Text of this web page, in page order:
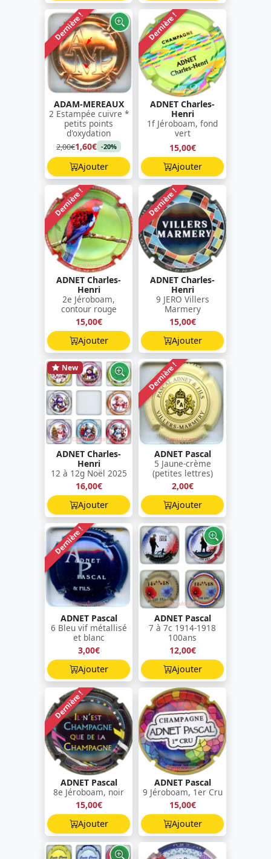
Dernière !
ADAM-MEREAUX
2 Estampée cuivre *
petits points
d'oxydation
2,00€1,60€ -20%
Ajouter
Dernière !
ADNET Charles-
Henri
1f Jéroboam, fond
vert
15,00€
Ajouter
Dernière !
ADNET Charles-
Henri
2e Jéroboam,
contour rouge
15,00€
Ajouter
Dernière !
ADNET Charles-
Henri
9 JERO Villers
Marmery
15,00€
Ajouter
New
ADNET Charles-
Henri
12 à 12g Noël 2025
16,00€
Ajouter
Dernière !
ADNET Pascal
5 Jaune-crème
(petites lettres)
2,00€
Ajouter
Dernière !
ADNET Pascal
6 Bleu vif métallisé
et blanc
3,00€
Ajouter
ADNET Pascal
7 à 7c 1914-1918
100ans
12,00€
Ajouter
Dernière !
ADNET Pascal
8e Jéroboam, noir
15,00€
Ajouter
ADNET Pascal
9 Jéroboam, 1er Cru
15,00€
Ajouter